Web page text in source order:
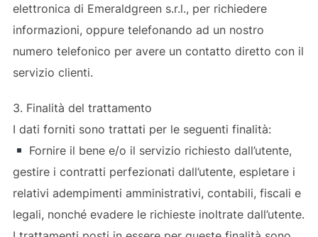
elettronica di Emeraldgreen s.r.l., per richiedere
informazioni, oppure telefonando ad un nostro
numero telefonico per avere un contatto diretto con il
servizio clienti.
3. Finalità del trattamento
I dati forniti sono trattati per le seguenti finalità:
Fornire il bene e/o il servizio richiesto dall’utente,
gestire i contratti perfezionati dall’utente, espletare i
relativi adempimenti amministrativi, contabili, fiscali e
legali, nonché evadere le richieste inoltrate dall’utente.